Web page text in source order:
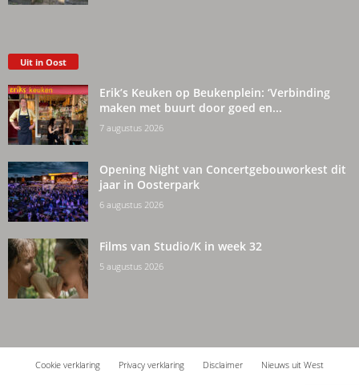
Uit in Oost
Erik’s Keuken op Beukenplein: ‘Verbinding
maken met buurt door goed en...
7 augustus 2026
Opening Night van Concertgebouworkest dit
jaar in Oosterpark
6 augustus 2026
Films van Studio/K in week 32
5 augustus 2026
Cookie verklaring Privacy verklaring Disclaimer
Nieuws uit West